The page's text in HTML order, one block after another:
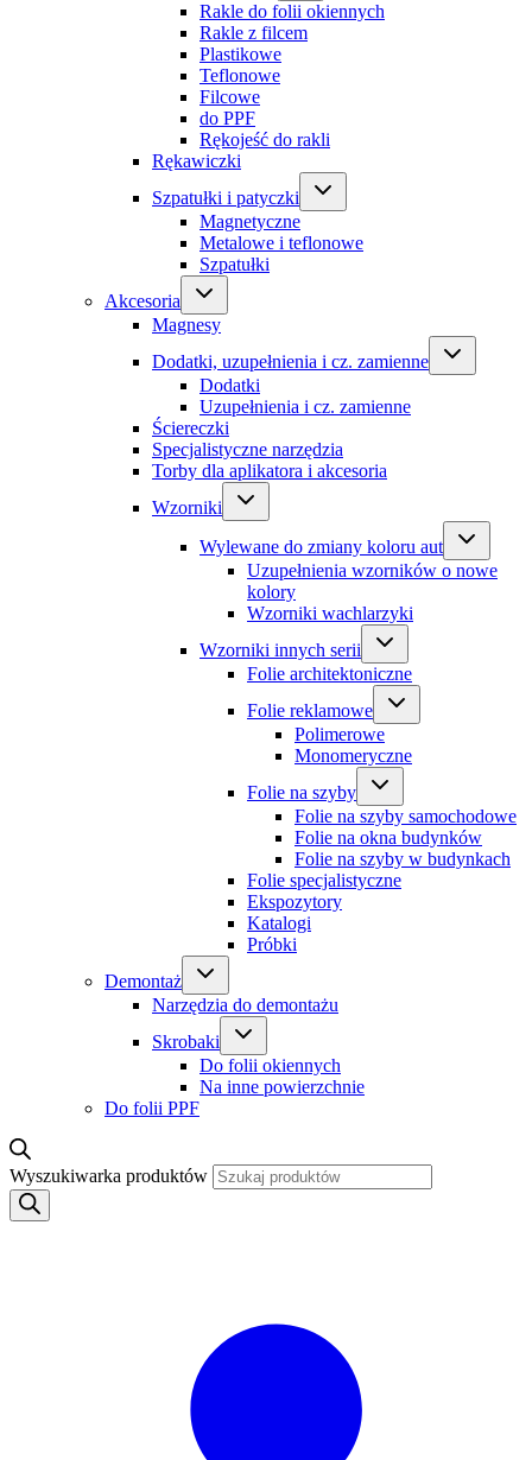
Rakle do folii okiennych
Rakle z filcem
Plastikowe
Teflonowe
Filcowe
do PPF
Rękojeść do rakli
Rękawiczki
Szpatułki i patyczki
Magnetyczne
Metalowe i teflonowe
Szpatułki
Akcesoria
Magnesy
Dodatki, uzupełnienia i cz. zamienne
Dodatki
Uzupełnienia i cz. zamienne
Ściereczki
Specjalistyczne narzędzia
Torby dla aplikatora i akcesoria
Wzorniki
Wylewane do zmiany koloru aut
Uzupełnienia wzorników o nowe
kolory
Wzorniki wachlarzyki
Wzorniki innych serii
Folie architektoniczne
Folie reklamowe
Polimerowe
Monomeryczne
Folie na szyby
Folie na szyby samochodowe
Folie na okna budynków
Folie na szyby w budynkach
Folie specjalistyczne
Ekspozytory
Katalogi
Próbki
Demontaż
Narzędzia do demontażu
Skrobaki
Do folii okiennych
Na inne powierzchnie
Do folii PPF
Wyszukiwarka produktów